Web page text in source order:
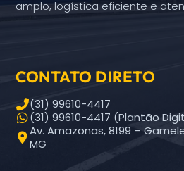
amplo, logística eficiente e
CONTATO DIRETO
(31) 99610-4417
(31) 99610-4417 (Plantão
Av. Amazonas, 8199 –
MG